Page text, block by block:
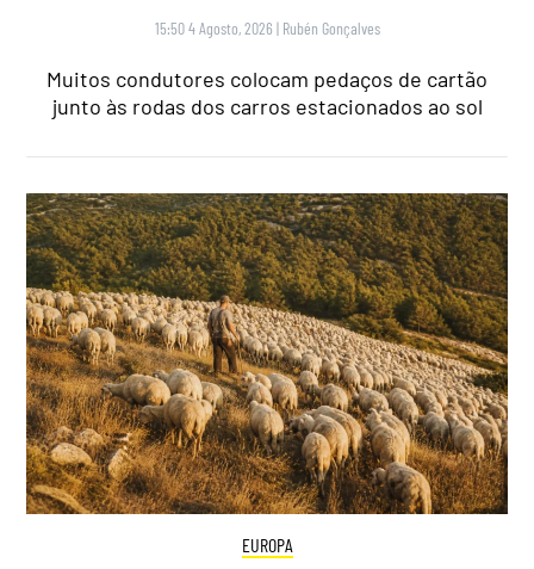
15:50 4 Agosto, 2026 | Rubén Gonçalves
Muitos condutores colocam pedaços de cartão
junto às rodas dos carros estacionados ao sol
EUROPA